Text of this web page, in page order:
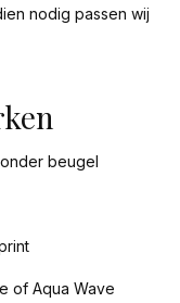
nodig passen wij
beugel
of Aqua Wave